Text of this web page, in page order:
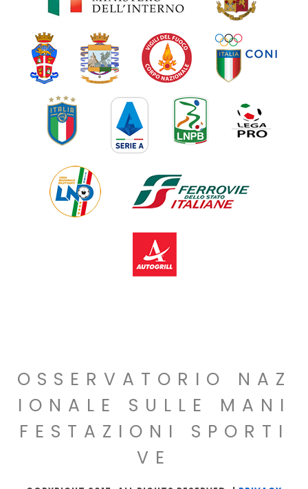
OSSERVATORIO NAZ
IONALE SULLE MANI
FESTAZIONI SPORTI
VE